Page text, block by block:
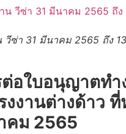
วีซ่า 31 มีนาคม 2565 ถึง
อใบอนุญาตทำ
งงานต่างด้าว
คม 2565